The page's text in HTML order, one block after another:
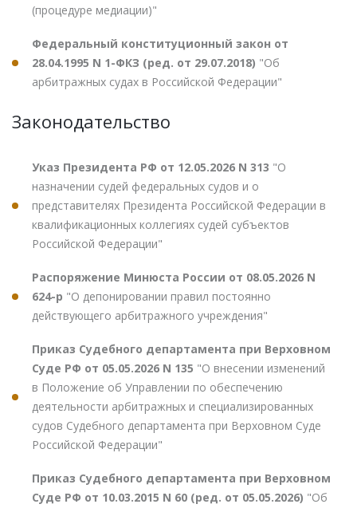
(процедуре медиации)"
Федеральный конституционный закон от
28.04.1995 N 1-ФКЗ (ред. от 29.07.2018) "Об
арбитражных судах в Российской Федерации"
Законодательство
Указ Президента РФ от 12.05.2026 N 313 "О
назначении судей федеральных судов и о
представителях Президента Российской Федерации в
квалификационных коллегиях судей субъектов
Российской Федерации"
Распоряжение Минюста России от 08.05.2026 N
624-р "О депонировании правил постоянно
действующего арбитражного учреждения"
Приказ Судебного департамента при Верховном
Суде РФ от 05.05.2026 N 135 "О внесении изменений
в Положение об Управлении по обеспечению
деятельности арбитражных и специализированных
судов Судебного департамента при Верховном Суде
Российской Федерации"
Приказ Судебного департамента при Верховном
Суде РФ от 10.03.2015 N 60 (ред. от 05.05.2026) "Об